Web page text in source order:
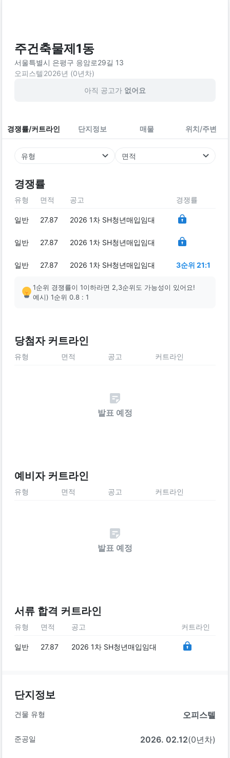
주건축물제1동
서울특별시 은평구 응암로29길 13
오피스텔 2026년 (0년차)
아직 공고가 없어요
경쟁률/커트라인 단지정보 매물 위치/주변
유형 면적
경쟁률
유형 면적 공고 경쟁률
일반 27.87 2026 1차 SH청년매입임대
일반 27.87 2026 1차 SH청년매입임대
일반 27.87 2026 1차 SH청년매입임대 3순위 21:1
1순위 경쟁률이 1이하라면 2,3순위도 가능성이 있어요!
예시) 1순위 0.8 : 1
당첨자 커트라인
유형 면적 공고 커트라인
발표 예정
예비자 커트라인
유형 면적 공고 커트라인
발표 예정
서류 합격 커트라인
유형 면적 공고 커트라인
일반 27.87 2026 1차 SH청년매입임대
단지정보
건물 유형 오피스텔
준공일 2026. 02.12(0년차)